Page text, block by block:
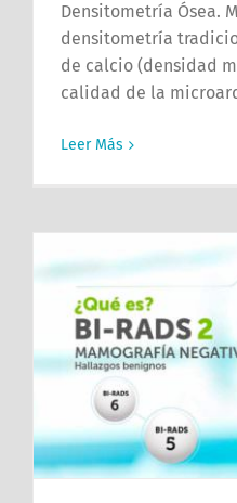
Densitometría Ósea.
densitometría
de calcio (densidad
calidad de la
Leer Más